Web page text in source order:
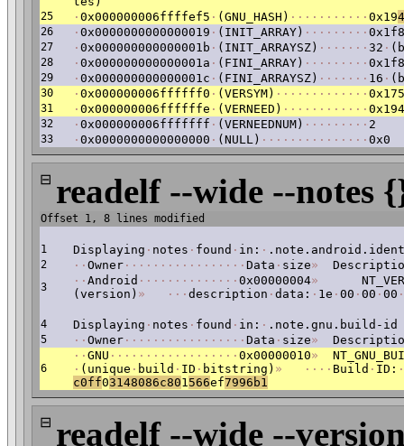
25 · 0x000000006ffffef5 · (GNU_HASH) · · · · · · · · · · · 0x19
26 · 0x0000000000000019 · (INIT_ARRAY) · · · · · · · · ·
27 · 0x000000000000001b · (INIT_ARRAYSZ) · · · · · · · 32 ·
28 · 0x000000000000001a · (FINI_ARRAY) · · · · · · · · ·
29 · 0x000000000000001c · (FINI_ARRAYSZ) · · · · · · · 16 ·
30 · 0x000000006ffffff0 · (VERSYM) · · · · · · · · · · · · · 0x175
31 · 0x000000006ffffffe · (VERNEED) · · · · · · · · · · · · 0x194
32 · 0x000000006fffffff · (VERNEEDNUM) · · · · · · · · · 2
33 · 0x0000000000000000 · (NULL) · · · · · · · · · · · · · · · 0x0
⊟ readelf --wide --notes
Offset 1, 8 lines modified
1 Displaying · notes · found · in: · .note.android.ident
2 · · Owner · · · · · · · · · · · · · · · · · Data · size»
3 · · Android · · · · · · · · · · · · · · 0x00000004»
(version) » · · · description · data: · 1e · 00 · 00 · 00 ·
4 Displaying · notes · found · in: · .note.gnu.build-id
5 · · Owner · · · · · · · · · · · · · · · · · Data · size»
6
· · GNU · · · · · · · · · · · · · · · · · · 0x00000010»
· (unique · build · ID · bitstring) » · · · · Build · ID: ·
c0ff03148086c801566ef7996b1
⊟ readelf --wide --